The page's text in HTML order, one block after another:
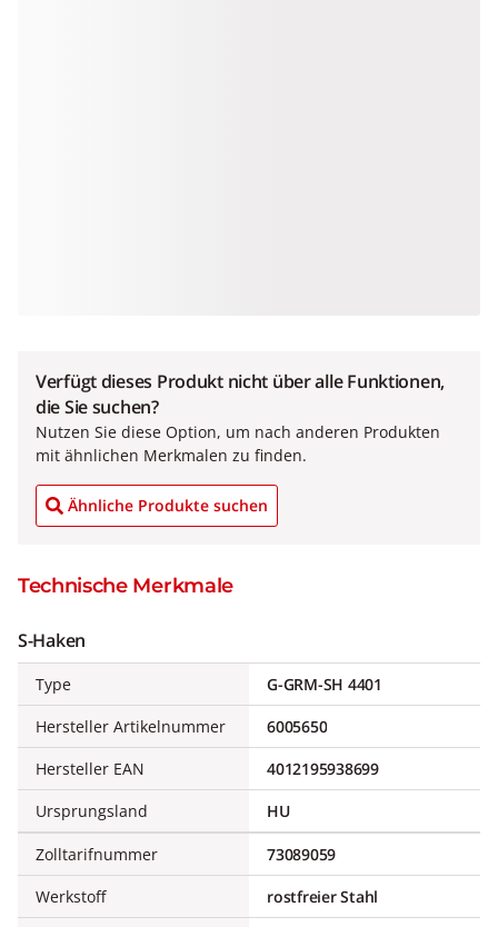
Verfügt dieses Produkt nicht über alle Funktionen,
die Sie suchen?
Nutzen Sie diese Option, um nach anderen Produkten
mit ähnlichen Merkmalen zu finden.
Ähnliche Produkte suchen
Technische Merkmale
S-Haken
Type
G-GRM-SH 4401
Hersteller Artikelnummer
6005650
Hersteller EAN
4012195938699
Ursprungsland
HU
Zolltarifnummer
73089059
Werkstoff
rostfreier Stahl